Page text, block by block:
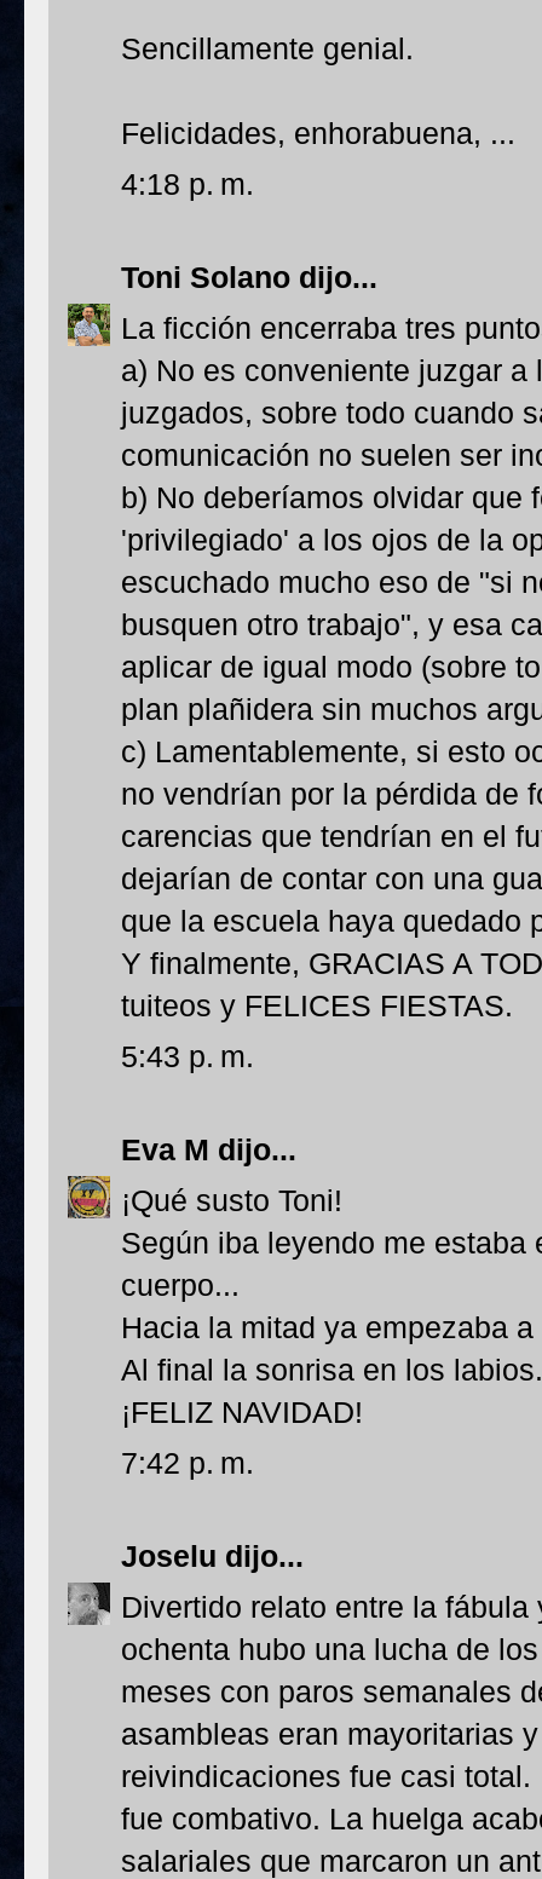
Sencillamente genial.
Felicidades, enhorabuena, ...
4:18 p. m.
Toni Solano dijo...
La ficción encerraba tres
a) No es conveniente juzgar
juzgados, sobre todo cuando
comunicación no suelen ser
b) No deberíamos olvidar que
'privilegiado' a los ojos de la
escuchado mucho eso de "si
busquen otro trabajo", y esa
aplicar de igual modo (sobre
plan plañidera sin muchos
c) Lamentablemente, si esto
no vendrían por la pérdida de
carencias que tendrían en el
dejarían de contar con una
que la escuela haya quedado
Y finalmente, GRACIAS A
tuiteos y FELICES FIESTAS.
5:43 p. m.
Eva M dijo...
¡Qué susto Toni!
Según iba leyendo me estaba
cuerpo...
Hacia la mitad ya empezaba
Al final la sonrisa en los
¡FELIZ NAVIDAD!
7:42 p. m.
Joselu dijo...
Divertido relato entre la
ochenta hubo una lucha de
meses con paros semanales
asambleas eran mayoritarias
reivindicaciones fue casi
fue combativo. La huelga
salariales que marcaron un